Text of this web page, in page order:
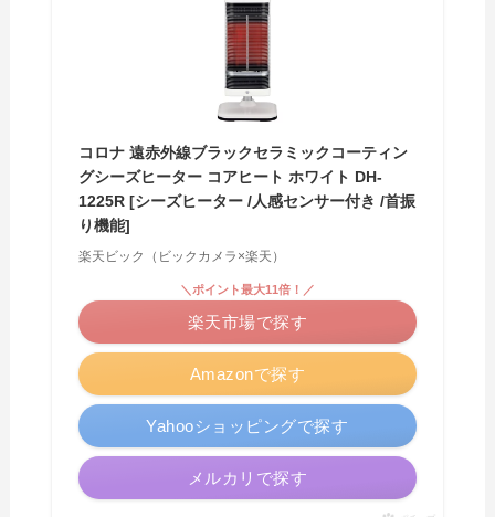
コロナ 遠赤外線ブラックセラミックコーティン
グシーズヒーター コアヒート ホワイト DH-
1225R [シーズヒーター /人感センサー付き /首振
り機能]
楽天ビック（ビックカメラ×楽天）
Amazonで探す
＼ポイント最大11倍！／
楽天市場で探す
Yahooショッピングで探す
メルカリで探す